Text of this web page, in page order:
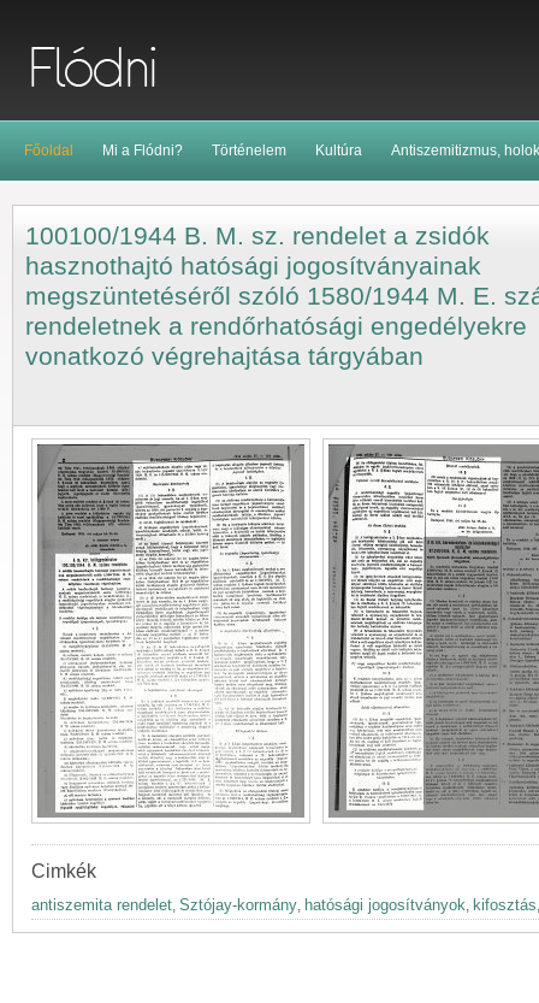
Főoldal Mi a Flódni? Történelem Kultúra Antiszemitizmus,
100100/1944 B. M. sz. rendelet a zsidók
hasznothajtó hatósági jogosítványainak
megszüntetéséről szóló 1580/1944 M. E.
rendeletnek a rendőrhatósági engedélyekre
vonatkozó végrehajtása tárgyában
Cimkék
antiszemita rendelet, Sztójay-kormány, hatósági jogosítványok, kifosztás